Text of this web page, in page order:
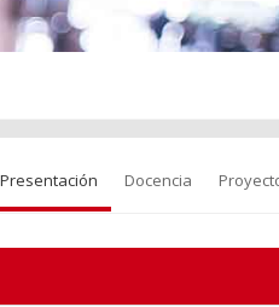
Presentación Docencia